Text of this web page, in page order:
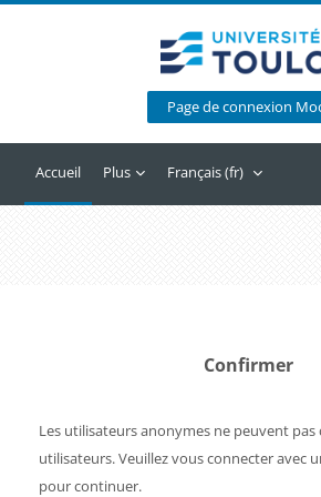
Page de connexion
Accueil Plus Français ‎(fr)‎
Confirmer
Les utilisateurs anonymes ne peuvent
utilisateurs. Veuillez vous connecter avec
pour continuer.